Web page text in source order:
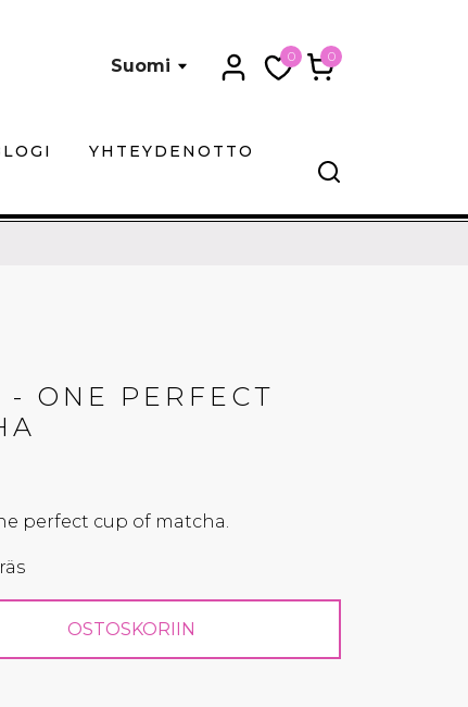
Suomi 0 0
YHTEYDENOTTO
ONE PERFECT
perfect cup of matcha.
OSTOSKORIIN